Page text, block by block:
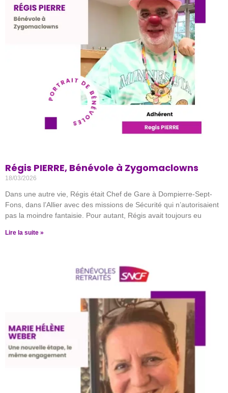
Régis PIERRE, Bénévole à Zygomaclowns
18/03/2026
Dans une autre vie, Régis était Chef de Gare à Dompierre-Sept-
Fons, dans l’Allier avec des missions de Sécurité qui n’autorisaient
pas la moindre fantaisie. Pour autant, Régis avait toujours eu
Lire la suite »